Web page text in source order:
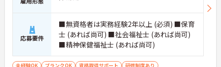
応募要件
■無資格者は実務経験2年以上 (必須) ■保育
士 (あれば尚可) ■社会福祉士 (あれば尚可)
■精神保健福祉士 (あれば尚可)
未経験OK ブランクOK 資格取得サポート
研修制度あり